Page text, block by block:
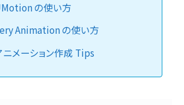
の使い方
Animation の使い方
ニメーション作成 Tips